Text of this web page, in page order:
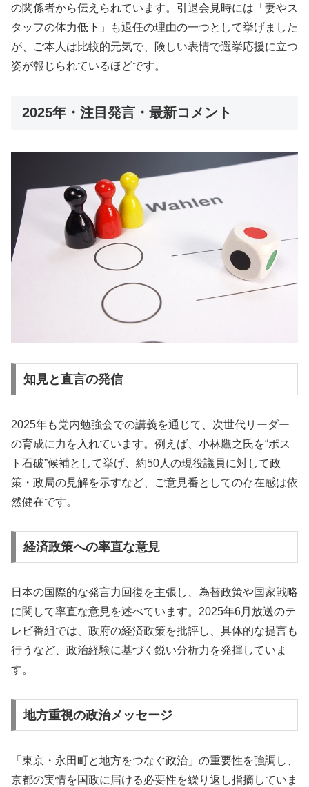
の関係者から伝えられています。引退会見時には「妻やス
タッフの体力低下」も退任の理由の一つとして挙げました
が、ご本人は比較的元気で、険しい表情で選挙応援に立つ
姿が報じられているほどです。
2025年・注目発言・最新コメント
知見と直言の発信
2025年も党内勉強会での講義を通じて、次世代リーダー
の育成に力を入れています。例えば、小林鷹之氏を“ポス
ト石破”候補として挙げ、約50人の現役議員に対して政
策・政局の見解を示すなど、ご意見番としての存在感は依
然健在です。
経済政策への率直な意見
日本の国際的な発言力回復を主張し、為替政策や国家戦略
に関して率直な意見を述べています。2025年6月放送のテ
レビ番組では、政府の経済政策を批評し、具体的な提言も
行うなど、政治経験に基づく鋭い分析力を発揮していま
す。
地方重視の政治メッセージ
「東京・永田町と地方をつなぐ政治」の重要性を強調し、
京都の実情を国政に届ける必要性を繰り返し指摘していま